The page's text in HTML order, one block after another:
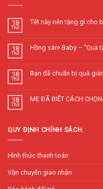
18
Th3
Tết này nên tặng gì cho
18
Th3
Hồng sâm Baby – “Quà
18
Th3
Bạn đã chuẩn bị quà
18
Th3
MẸ ĐÃ BIẾT CÁCH
QUY ĐỊNH CHÍNH SÁCH
Hình thức thanh toán
Vận chuyển giao nhận